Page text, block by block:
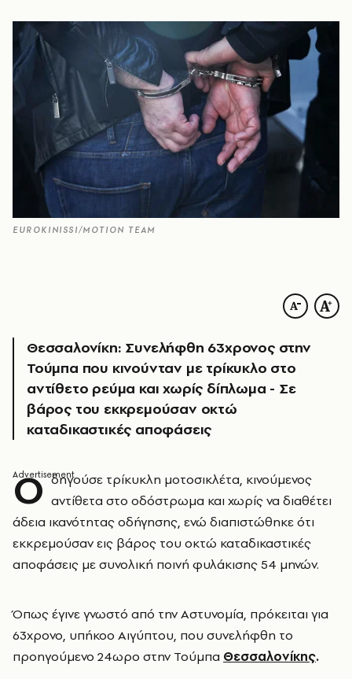
EUROKINISSI/MOTION TEAM
Θεσσαλονίκη: Συνελήφθη 63χρονος στην
Τούμπα που κινούνταν με τρίκυκλο στο
αντίθετο ρεύμα και χωρίς δίπλωμα - Σε
βάρος του εκκρεμούσαν οκτώ
καταδικαστικές αποφάσεις
Ο δηγούσε τρίκυκλη μοτοσικλέτα, κινούμενος
αντίθετα στο οδόστρωμα και χωρίς να διαθέτει
άδεια ικανότητας οδήγησης, ενώ διαπιστώθηκε ότι
εκκρεμούσαν εις βάρος του οκτώ καταδικαστικές
αποφάσεις με συνολική ποινή φυλάκισης 54 μηνών.
Όπως έγινε γνωστό από την Αστυνομία, πρόκειται για
63χρονο, υπήκοο Αιγύπτου, που συνελήφθη το
προηγούμενο 24ωρο στην Τούμπα Θεσσαλονίκης.